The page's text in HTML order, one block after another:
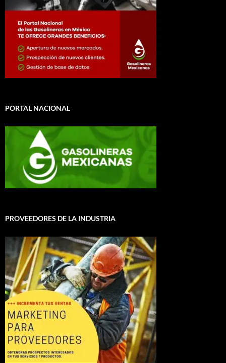
PORTAL NACIONAL
PROVEEDORES DE LA INDUSTRIA